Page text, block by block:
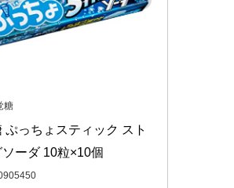
糖
ぷっちょスティック スト
ソーダ 10粒×10個